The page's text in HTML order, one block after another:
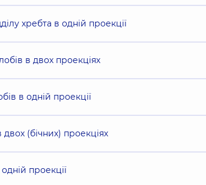
хребта в одній проекції
в двох проекціях
в одній проекції
двох (бічних) проекціях
проекції